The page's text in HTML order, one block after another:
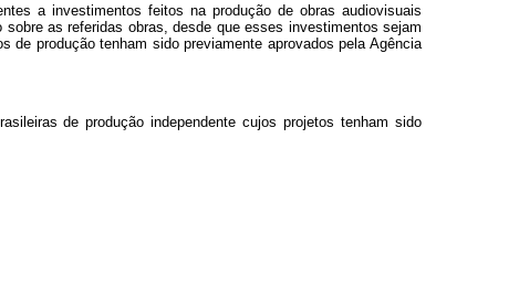
a investimentos feitos na produção de obras audiovisuais
as referidas obras, desde que esses investimentos sejam
produção tenham sido previamente aprovados pela Agência
de produção independente cujos projetos tenham sido